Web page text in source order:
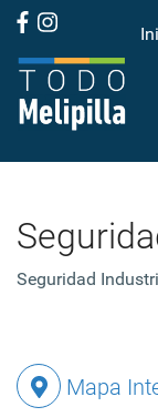
Seguridad
Mapa